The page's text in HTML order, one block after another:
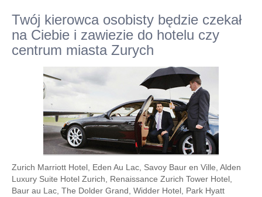
Twój kierowca osobisty będzie czekał
na Ciebie i zawiezie do hotelu czy
centrum miasta Zurych
Zurich Marriott Hotel, Eden Au Lac, Savoy Baur en Ville, Alden
Luxury Suite Hotel Zurich, Renaissance Zurich Tower Hotel,
Baur au Lac, The Dolder Grand, Widder Hotel, Park Hyatt